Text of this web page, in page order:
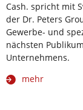
Cash. spricht mit
der Dr. Peters
Gewerbe- und
nächsten
Unternehmens.
mehr